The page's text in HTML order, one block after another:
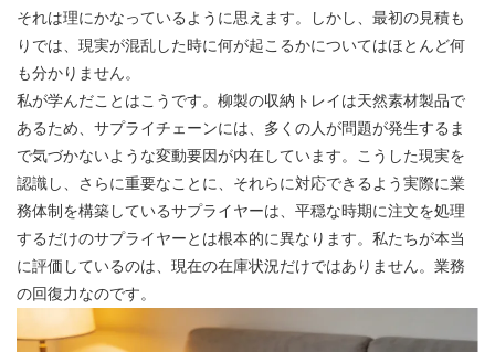
それは理にかなっているように思えます。しかし、最初の見積も
りでは、現実が混乱した時に何が起こるかについてはほとんど何
も分かりません。
私が学んだことはこうです。柳製の収納トレイは天然素材製品で
あるため、サプライチェーンには、多くの人が問題が発生するま
で気づかないような変動要因が内在しています。こうした現実を
認識し、さらに重要なことに、それらに対応できるよう実際に業
務体制を構築しているサプライヤーは、平穏な時期に注文を処理
するだけのサプライヤーとは根本的に異なります。私たちが本当
に評価しているのは、現在の在庫状況だけではありません。業務
の回復力なのです。